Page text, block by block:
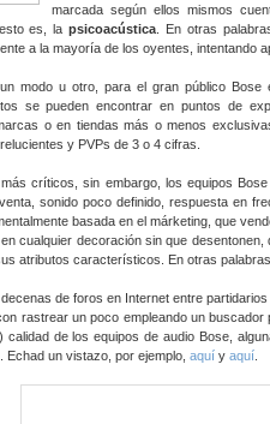
marcada según ellos mismos
esto es, lapsicoacústica . En otras
a la mayoría de los oyentes, intentando
modo u otro, para el gran público
se pueden encontrar en puntos de
o en tiendas más o menos
y PVPs de 3 o 4 cifras.
críticos, sin embargo, los equipos
sonido poco definido, respuesta en
basada en el márketing, que
cualquier decoración sin que
atributos característicos. En otras
decenas de foros en Internet entre
rastrear un poco empleando un
calidad de los equipos de audio Bose,
Echad un vistazo, por ejemplo, aquí y aquí